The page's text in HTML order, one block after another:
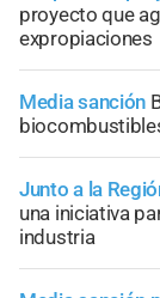
proyecto que
expropiaciones
Media sanción
Junto a la
una iniciativa
industria